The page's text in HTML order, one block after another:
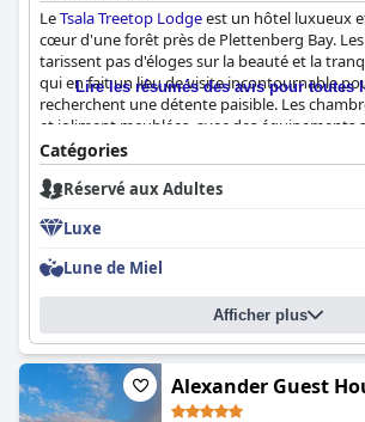
LeTsala Treetop Lodgeest un hôtel luxueux
cœur d'une forêt près de Plettenberg Bay.
tarissent pas d'éloges sur la beauté et la
qui en fait un lieu de visite incontournable
recherchent une détente paisible. Les
et joliment meublées, avec des équipements
juke-box et des bombes de bain. Le
extraordinaire, amical, attentif et familial, se
faire en sorte que les clients vivent une
atmosphère agréable et des plats savoureux.
privées offrent une évasion parfaite pour une
L'hôtel respire le luxe et est vivement
escapade romantique ou une expérience
un peu plus cher, l'expérience globale justifie
fait l'un des meilleurs endroits où séjourner
Lire les résumés des avis pour toutes
Catégories
Réservé aux Adultes
Luxe
Lune de Miel
Afficher plus
Alexander Guest